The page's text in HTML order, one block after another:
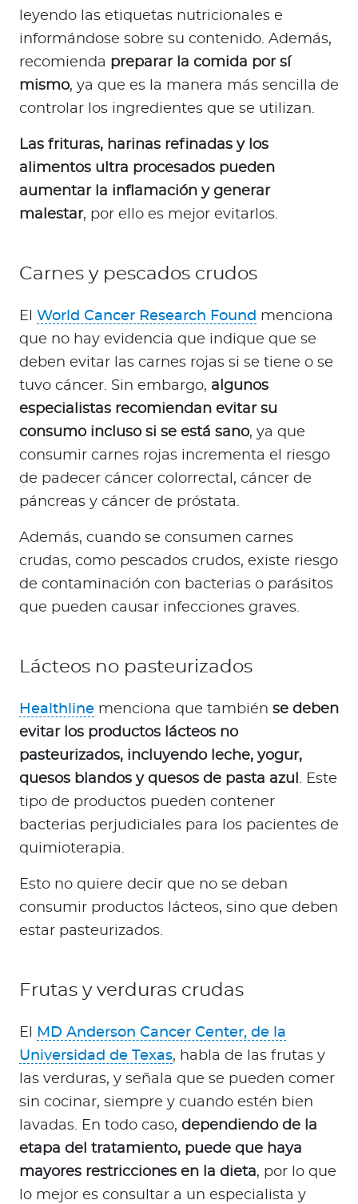
leyendo las etiquetas nutricionales e
informándose sobre su contenido. Además,
recomienda preparar la comida por sí
mismo, ya que es la manera más sencilla de
controlar los ingredientes que se utilizan.
Las frituras, harinas refinadas y los
alimentos ultra procesados pueden
aumentar la inflamación y generar
malestar, por ello es mejor evitarlos.
Carnes y pescados crudos
El World Cancer Research Found menciona
que no hay evidencia que indique que se
deben evitar las carnes rojas si se tiene o se
tuvo cáncer. Sin embargo, algunos
especialistas recomiendan evitar su
consumo incluso si se está sano, ya que
consumir carnes rojas incrementa el riesgo
de padecer cáncer colorrectal, cáncer de
páncreas y cáncer de próstata.
Además, cuando se consumen carnes
crudas, como pescados crudos, existe riesgo
de contaminación con bacterias o parásitos
que pueden causar infecciones graves.
Lácteos no pasteurizados
Healthline menciona que también se deben
evitar los productos lácteos no
pasteurizados, incluyendo leche, yogur,
quesos blandos y quesos de pasta azul . Este
tipo de productos pueden contener
bacterias perjudiciales para los pacientes de
quimioterapia.
Esto no quiere decir que no se deban
consumir productos lácteos, sino que deben
estar pasteurizados.
Frutas y verduras crudas
El
MD Anderson Cancer Center, de la
Universidad de Texas, habla de las frutas y
las verduras, y señala que se pueden comer
sin cocinar, siempre y cuando estén bien
lavadas. En todo caso, dependiendo de la
etapa del tratamiento, puede que haya
mayores restricciones en la dieta, por lo que
lo mejor es consultar a un especialista y